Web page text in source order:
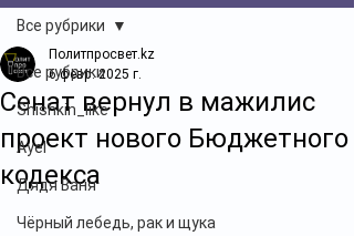
Все рубрики
Shishkin_like
Ayel
Дядя Ваня
Чёрный лебедь, рак и щука
Все рубрики
Сенат вернул в мажилис
проект нового Бюджетного
кодекса
Политпросвет.kz
6 февр. 2025 г.